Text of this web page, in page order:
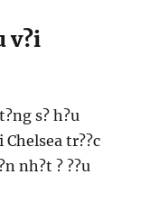
v?i
s? h?u
tr??c
nh?t ? ??u